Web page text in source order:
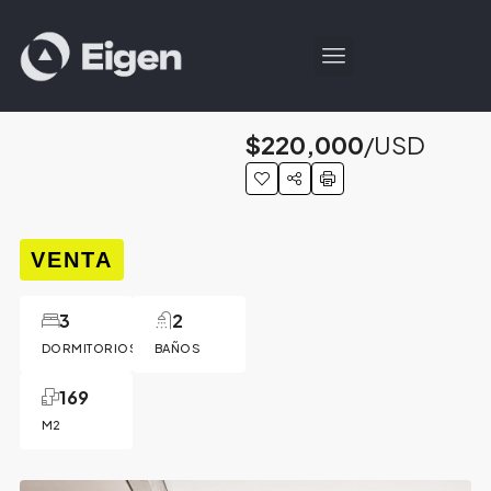
VENTA
DORMITORIOS
3
BAÑOS
2
M2
169
$220,000/USD